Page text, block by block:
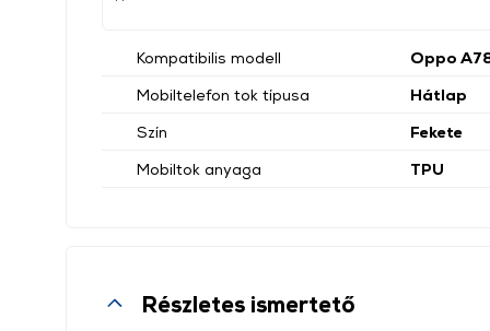
Kompatibilis modell
Oppo
Mobiltelefon tok típusa
Hátlap
Szín
Fekete
Mobiltok anyaga
TPU
Részletes ismertető